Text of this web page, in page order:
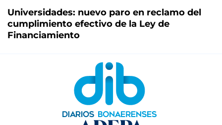
Universidades: nuevo paro en reclamo del
cumplimiento efectivo de la Ley de
Financiamiento